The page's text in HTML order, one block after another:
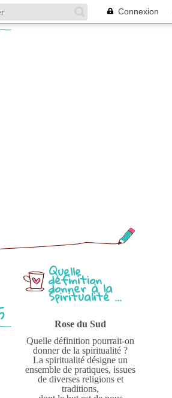
Connexion
Quelle
définition
donner à la
Spiritualité ...
Rose du Sud
Quelle définition pourrait-on
donner de la spiritualité ?
La spiritualité désigne un
ensemble de pratiques, issues
de diverses religions et
traditions,